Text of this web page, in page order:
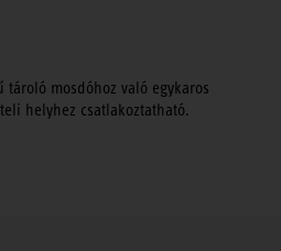
mosdóhoz való egykaros
helyhez csatlakoztatható.